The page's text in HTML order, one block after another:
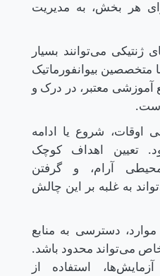
هر بخش، به مدیریت
ژنتیکی می‌توانند بسیار
متخصصین بیوانفورماتیک
آموزشی معتبر، در درک و
است.
اوقات، شروع یا ادامه
تعیین اهداف کوچک
آرام، و گرفتن
به غلبه بر این چالش
دسترسی به منابع
می‌تواند محدود باشد.
استفاده از